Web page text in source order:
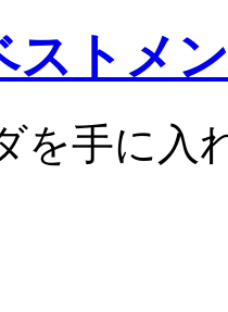
ストメ
を手に入